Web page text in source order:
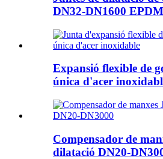
DN32-DN1600 EPDM
Expansió flexible de
única d'acer
Compensador de
dilatació DN20-